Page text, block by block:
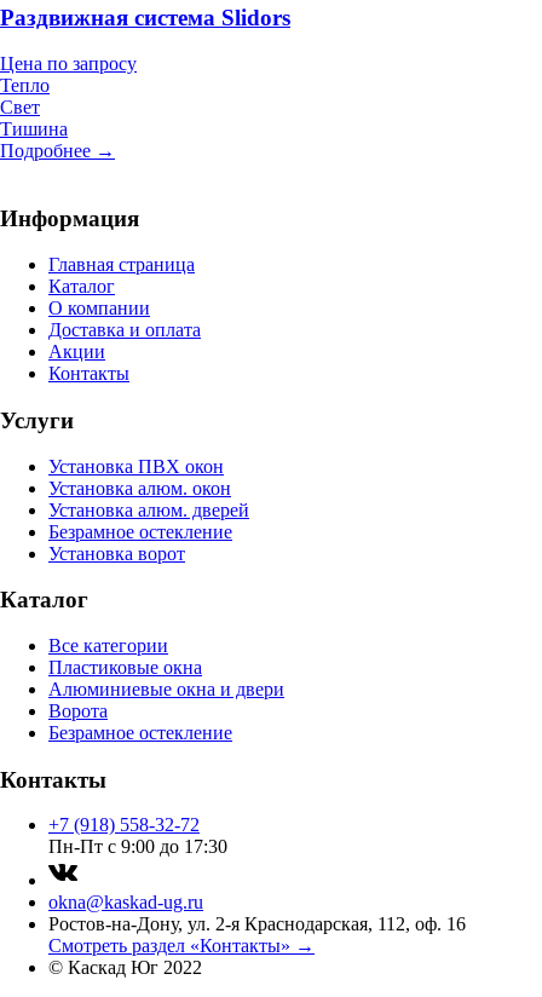
Раздвижная система Slidors
Цена по запросу
Тепло
Свет
Тишина
Подробнее →
Информация
Главная страница
Каталог
О компании
Доставка и оплата
Акции
Контакты
Услуги
Установка ПВХ окон
Установка алюм. окон
Установка алюм. дверей
Безрамное остекление
Установка ворот
Каталог
Все категории
Пластиковые окна
Алюминиевые окна и двери
Ворота
Безрамное остекление
Контакты
+7 (918) 558-32-72
Пн-Пт с 9:00 до 17:30
okna@kaskad-ug.ru
Ростов-на-Дону, ул. 2-я Краснодарская, 112, оф. 16
Смотреть раздел «Контакты» →
© Каскад Юг 2022